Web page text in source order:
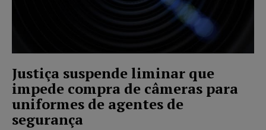
Justiça suspende liminar que
impede compra de câmeras para
uniformes de agentes de
segurança